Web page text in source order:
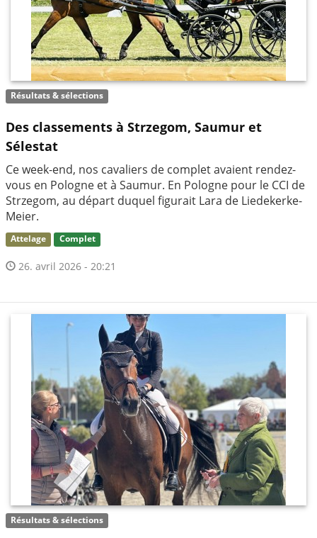
Résultats & sélections
Des classements à Strzegom, Saumur et
Sélestat
Ce week-end, nos cavaliers de complet avaient rendez-
vous en Pologne et à Saumur. En Pologne pour le CCI de
Strzegom, au départ duquel figurait Lara de Liedekerke-
Meier.
Attelage Complet
26. avril 2026 - 20:21
Résultats & sélections